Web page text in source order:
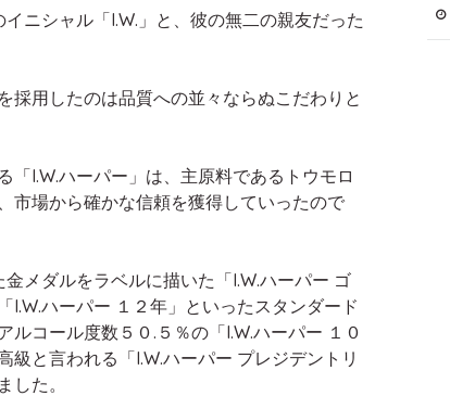
ニシャル「I.W.」と、彼の無二の親友だった
採用したのは品質への並々ならぬこだわりと
I.W.ハーパー」は、主原料であるトウモロ
市場から確かな信頼を獲得していったので
メダルをラベルに描いた「I.W.ハーパー ゴ
ハーパー １２年」といったスタンダード
コール度数５０.５％の「I.W.ハーパー １０
と言われる「I.W.ハーパー プレジデントリ
た。